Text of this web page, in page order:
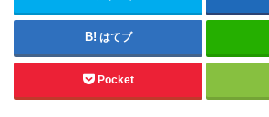
はてブ
Pocket